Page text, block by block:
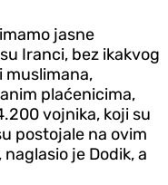
jasne
Iranci, bez ikakvog
muslimana,
plaćenicima,
vojnika, koji su
postojale na ovim
je Dodik, a